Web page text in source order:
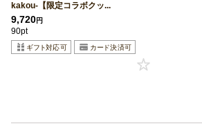
kakou-【限定コラボクッ...
9,720円
90pt